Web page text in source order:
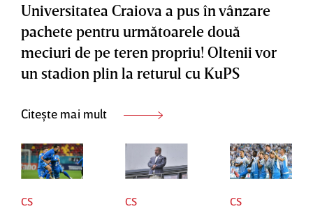
Kiev
Universitatea Craiova a pus în vânzare
pachete pentru următoarele două
meciuri de pe teren propriu! Oltenii vor
un stadion plin la returul cu KuPS
Citește mai mult
CS
CS
CS